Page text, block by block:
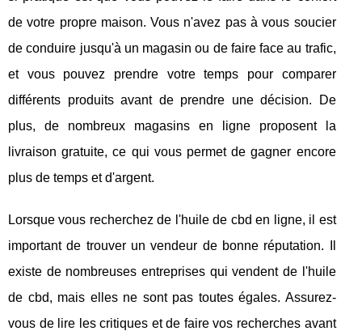
de votre propre maison. Vous n'avez pas à vous soucier
de conduire jusqu'à un magasin ou de faire face au trafic,
et vous pouvez prendre votre temps pour comparer
différents produits avant de prendre une décision. De
plus, de nombreux magasins en ligne proposent la
livraison gratuite, ce qui vous permet de gagner encore
plus de temps et d'argent.
Lorsque vous recherchez de l'huile de cbd en ligne, il est
important de trouver un vendeur de bonne réputation. Il
existe de nombreuses entreprises qui vendent de l'huile
de cbd, mais elles ne sont pas toutes égales. Assurez-
vous de lire les critiques et de faire vos recherches avant